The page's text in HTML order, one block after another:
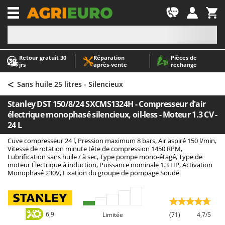
Retour gratuit 30
jrs
Réparation
après‑vente
Pièces de
rechange
-1
A
Abris de jardin
Accessoires pour tracteurs tondeuses autoportés
Aérateurs Scarificateurs pour gazon
Arracheuses de pommes de terre pour tracteur
Aspirateurs à cendres
Aspirateurs à feuilles sur roues
Aspirateurs de piscine
Aspirateurs Multifonctions
Atomiseurs agricoles pour tracteurs
Atomiseurs pour traitements
A
AgriEuro Premium
AgriEuro TOP-LINE
AGT
Airmec
AL-KO
ALA 2000
Alce
Alpina
Ama
< Sans huile 25 litres - Silencieux
Stanley DST 150/8/24 SXCMS1324H - Compresseur d'air
électrique monophasé silencieux, oil-less - Moteur 1.3 CV -
24 L
Cuve compresseur 24 l, Pression maximum 8 bars, Air aspiré 150 l/min,
Vitesse de rotation minute tête de compression 1450 RPM,
Lubrification sans huile / à sec, Type pompe mono-étagé, Type de
moteur Électrique à induction, Puissance nominale 1.3 HP, Activation
Monophasé 230V, Fixation du groupe de pompage Soudé
6,9 Limitée (71) 4,7/5